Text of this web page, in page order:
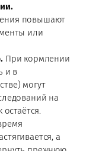
повышают
или
При кормлении
и в
могут
на
а